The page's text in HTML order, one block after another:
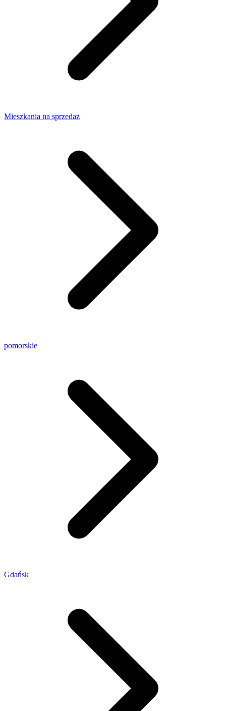
Mieszkania na sprzedaż
pomorskie
Gdańsk